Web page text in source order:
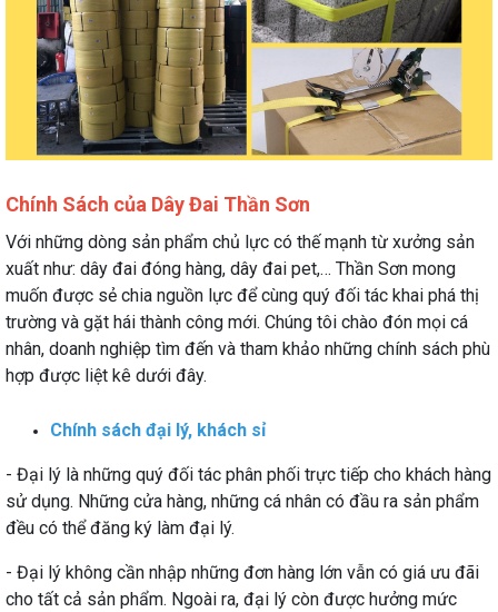
Chính Sách của Dây Đai Thần Sơn
Với những dòng sản phẩm chủ lực có thế mạnh từ xưởng sản
xuất như: dây đai đóng hàng, dây đai pet,… Thần Sơn mong
muốn được sẻ chia nguồn lực để cùng quý đối tác khai phá thị
trường và gặt hái thành công mới. Chúng tôi chào đón mọi cá
nhân, doanh nghiệp tìm đến và tham khảo những chính sách phù
hợp được liệt kê dưới đây.
Chính sách đại lý, khách sỉ
- Đại lý là những quý đối tác phân phối trực tiếp cho khách hàng
sử dụng. Những cửa hàng, những cá nhân có đầu ra sản phẩm
đều có thể đăng ký làm đại lý.
- Đại lý không cần nhập những đơn hàng lớn vẫn có giá ưu đãi
cho tất cả sản phẩm. Ngoài ra, đại lý còn được hưởng mức